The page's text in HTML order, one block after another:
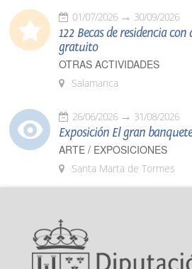
01/07/2026 30/09/2026
122 Becas de residencia
gratuito
OTRAS ACTIVIDADES
Salamanca
26/06/2026 31/08/2026
Exposición El gran
ARTE / EXPOSICIONES
Santa Marta de Tormes